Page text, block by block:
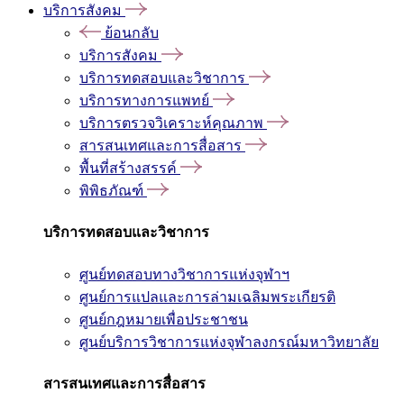
บริการสังคม
ย้อนกลับ
บริการสังคม
บริการทดสอบและวิชาการ
บริการทางการแพทย์
บริการตรวจวิเคราะห์คุณภาพ
สารสนเทศและการสื่อสาร
พื้นที่สร้างสรรค์
พิพิธภัณฑ์
บริการทดสอบและวิชาการ
ศูนย์ทดสอบทางวิชาการแห่งจุฬาฯ
ศูนย์การแปลและการล่ามเฉลิมพระเกียรติ
ศูนย์กฎหมายเพื่อประชาชน
ศูนย์บริการวิชาการแห่งจุฬาลงกรณ์มหาวิทยาลัย
สารสนเทศและการสื่อสาร